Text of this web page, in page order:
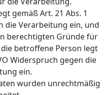
gemäß Art. 21 Abs. 1
die Verarbeitung ein, und
berechtigten Gründe für
betroffene Person legt
Widerspruch gegen die
ein.
wurden unrechtmäßig